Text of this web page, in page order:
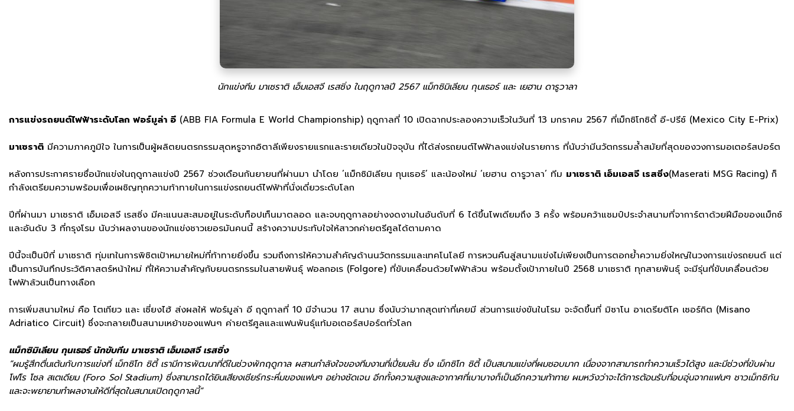
นักแข่งทีม มาเซราติ เอ็มเอสจี เรสซิ่ง ในฤดูกาลปี 2567 แม็กซิมิเลียน กุนเธอร์ และ เยฮาน ดารูวาลา
การแข่งรถยนต์ไฟฟ้าระดับโลก ฟอร์มูล่า อี (ABB FIA Formula E World Championship) ฤดูกาลที่ 10 เปิดฉากประลองความเร็วในวันที่ 13 มกราคม 2567 ที่เม็กซิโกซิตี้ อี-ปรีซ์ (Mexico City E-Prix)
มาเซราติ มีความภาคภูมิใจ ในการเป็นผู้ผลิตยนตรกรรมสุดหรูจากอิตาลีเพียงรายแรกและรายเดียวในปัจจุบัน ที่ได้ส่งรถยนต์ไฟฟ้าลงแข่งในรายการ ที่นับว่ามีนวัตกรรมล้ำสมัยที่สุดของวงการมอเตอร์สปอร์ต
หลังการประกาศรายชื่อนักแข่งในฤดูกาลแข่งปี 2567 ช่วงเดือนกันยายนที่ผ่านมา นำโดย ’แม็กซิมิเลียน กุนเธอร์’ และน้องใหม่ ‘เยฮาน ดารูวาลา’ ทีม มาเซราติ เอ็มเอสจี เรสซิ่ง(Maserati MSG Racing) ก็
กำลังเตรียมความพร้อมเพื่อเผชิญทุกความท้าทายในการแข่งรถยนต์ไฟฟ้าที่นั่งเดี่ยวระดับโลก
ปีที่ผ่านมา มาเซราติ เอ็มเอสจี เรสซิ่ง มีคะแนนสะสมอยู่ในระดับท็อปเท็นมาตลอด และจบฤดูกาลอย่างงดงามในอันดับที่ 6 ได้ขึ้นโพเดียมถึง 3 ครั้ง พร้อมคว้าแชมป์ประจำสนามที่จาการ์ตาด้วยฝีมือของแม็กซ์
และอันดับ 3 ที่กรุงโรม นับว่าผลงานของนักแข่งชาวเยอรมันคนนี้ สร้างความประทับใจให้สาวกค่ายตรีศูลได้ตามคาด
ปีนี้จะเป็นปีที่ มาเซราติ ทุ่มเทในการพิชิตเป้าหมายใหม่ที่ท้าทายยิ่งขึ้น รวมถึงการให้ความสำคัญด้านนวัตกรรมและเทคโนโลยี การหวนคืนสู่สนามแข่งไม่เพียงเป็นการตอกย้ำความยิ่งใหญ่ในวงการแข่งรถยนต์ แต่
เป็นการบันทึกประวัติศาสตร์หน้าใหม่ ที่ให้ความสำคัญกับยนตรกรรมในสายพันธุ์ ฟอลกอเร (Folgore) ที่ขับเคลื่อนด้วยไฟฟ้าล้วน พร้อมตั้งเป้าภายในปี 2568 มาเซราติ ทุกสายพันธุ์ จะมีรุ่นที่ขับเคลื่อนด้วย
ไฟฟ้าล้วนเป็นทางเลือก
การเพิ่มสนามใหม่ คือ โตเกียว และ เซี่ยงไฮ้ ส่งผลให้ ฟอร์มูล่า อี ฤดูกาลที่ 10 มีจำนวน 17 สนาม ซึ่งนับว่ามากสุดเท่าที่เคยมี ส่วนการแข่งขันในโรม จะจัดขึ้นที่ มิซาโน อาเดรียติโค เซอร์กิต (Misano
Adriatico Circuit) ซึ่งจะกลายเป็นสนามเหย้าของแฟนๆ ค่ายตรีศูลและแฟนพันธุ์แท้มอเตอร์สปอร์ตทั่วโลก
แม็กซิมิเลียน กุนเธอร์ นักขับทีม มาเซราติ เอ็มเอสจี เรสซิ่ง
“ผมรู้สึกตื่นเต้นกับการแข่งที่ เม็กซิโก ซิตี้ เรามีการพัฒนาที่ดีในช่วงพักฤดูกาล ผสานกำลังใจของทีมงานที่เปี่ยมล้น ซึ่ง เม็กซิโก ซิตี้ เป็นสนามแข่งที่ผมชอบมาก เนื่องจากสามารถทำความเร็วได้สูง และมีช่วงที่ขับผ่าน
โฟโร โซล สเตเดียม (Foro Sol Stadium) ซึ่งสามารถได้ยินเสียงเชียร์กระหึ่มของแฟนๆ อย่างชัดเจน อีกทั้งความสูงและอากาศที่เบาบางก็เป็นอีกความท้าทาย ผมหวังว่าจะได้การต้อนรับที่อบอุ่นจากแฟนๆ ชาวเม็กซิกัน
และจะพยายามทำผลงานให้ดีที่สุดในสนามเปิดฤดูกาลนี้”